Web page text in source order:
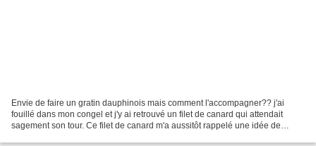
Envie de faire un gratin dauphinois mais comment l'accompagner?? j'ai
fouillé dans mon congel et j'y ai retrouvé un filet de canard qui attendait
sagement son tour. Ce filet de canard m'a aussitôt rappelé une idée de